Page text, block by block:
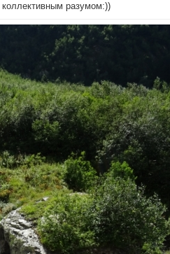
коллективным разумом:))